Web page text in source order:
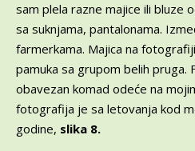
sam plela razne majice ili bluze
sa suknjama, pantalonama.
farmerkama. Majica na
pamuka sa grupom belih pruga.
obavezan komad odeće na
fotografija je sa letovanja kod
godine, slika 8.